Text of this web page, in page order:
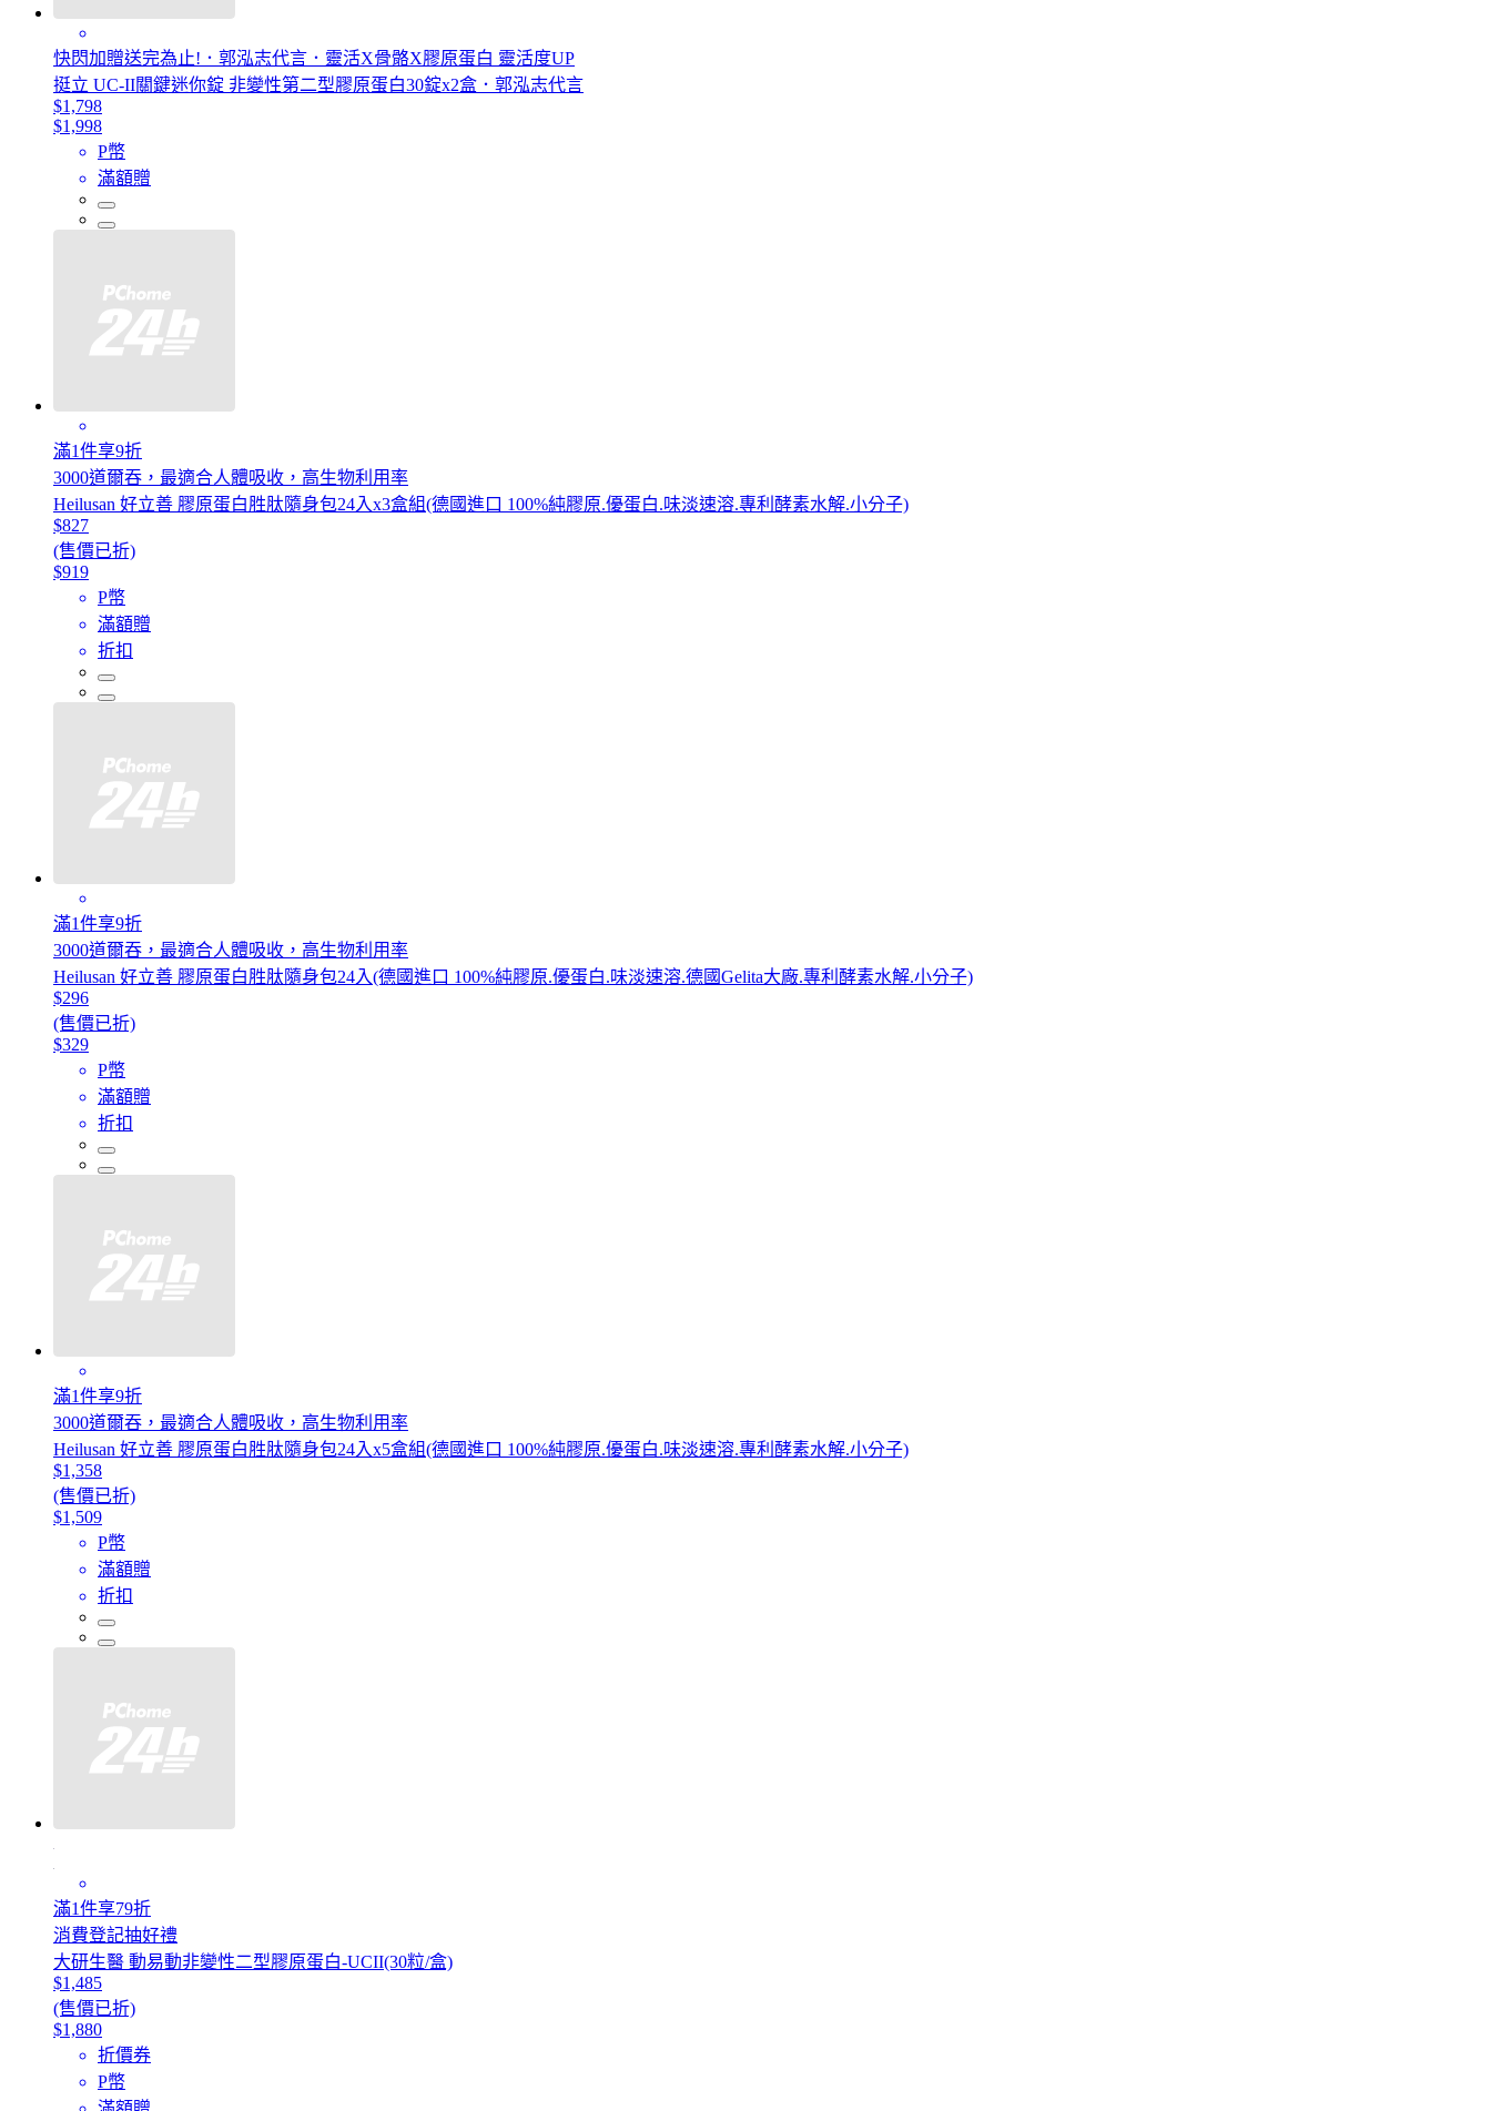
快閃加贈送完為止!．郭泓志代言．靈活X骨骼X膠原蛋白 靈活度UP
挺立 UC-II關鍵迷你錠 非變性第二型膠原蛋白30錠x2盒．郭泓志代言
$1,798
$1,998
P幣
滿額贈
滿1件享9折
3000道爾吞，最適合人體吸收，高生物利用率
Heilusan 好立善 膠原蛋白胜肽隨身包24入x3盒組(德國進口 100%純膠原.優蛋白.味淡速溶.專利酵素水解.小分子)
$827
(售價已折)
$919
P幣
滿額贈
折扣
滿1件享9折
3000道爾吞，最適合人體吸收，高生物利用率
Heilusan 好立善 膠原蛋白胜肽隨身包24入(德國進口 100%純膠原.優蛋白.味淡速溶.德國Gelita大廠.專利酵素水解.小分子)
$296
(售價已折)
$329
P幣
滿額贈
折扣
滿1件享9折
3000道爾吞，最適合人體吸收，高生物利用率
Heilusan 好立善 膠原蛋白胜肽隨身包24入x5盒組(德國進口 100%純膠原.優蛋白.味淡速溶.專利酵素水解.小分子)
$1,358
(售價已折)
$1,509
P幣
滿額贈
折扣
滿1件享79折
消費登記抽好禮
大研生醫 動易動非變性二型膠原蛋白-UCII(30粒/盒)
$1,485
(售價已折)
$1,880
折價券
P幣